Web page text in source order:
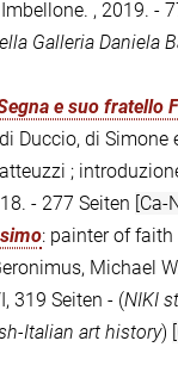
, 2019. -
Galleria Daniela
e suo fratello
Duccio, di Simone
;
- 277 Seiten [Ca-
: painter of
Michael
319 Seiten - (NIKI
Italian art history)